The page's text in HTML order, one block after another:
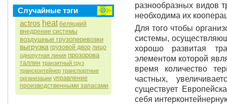
Случайные тэги
actros heat беляцкий
внедрение системы
воздушные грузоперевозки
выгрузка грузовой двор лицо
однопутная линия прозорова
таллин транзитный груз
трансконтейнер транспортные
организации управление
производственными запасами
разнообразных видов
необходима их
Для того чтобы
системы,
хорошо развитая
элементом которой
время количество
частных,
существует
себя